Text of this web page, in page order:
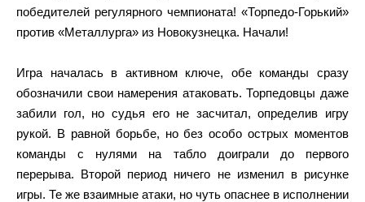
победителей регулярного чемпионата! «Торпедо-Горький»
против «Металлурга» из Новокузнецка. Начали!
Игра началась в активном ключе, обе команды сразу
обозначили свои намерения атаковать. Торпедовцы даже
забили гол, но судья его не засчитал, определив игру
рукой. В равной борьбе, но без особо острых моментов
команды с нулями на табло доиграли до первого
перерыва. Второй период ничего не изменил в рисунке
игры. Те же взаимные атаки, но чуть опаснее в исполнении